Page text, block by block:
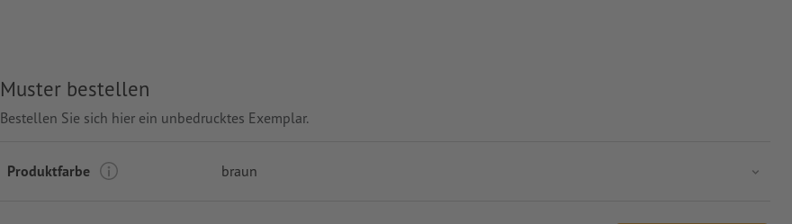
Muster bestellen
Bestellen Sie sich hier ein unbedrucktes Exemplar.
Produktfarbe braun